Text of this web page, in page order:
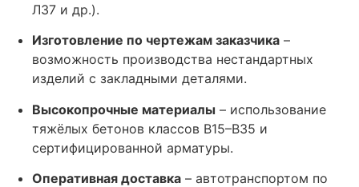
Л37 и др.).
Изготовление по чертежам заказчика –
возможность производства нестандартных
изделий с закладными деталями.
Высокопрочные материалы – использование
тяжёлых бетонов классов В15–В35 и
сертифицированной арматуры.
Оперативная доставка – автотранспортом по